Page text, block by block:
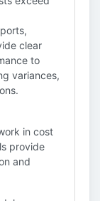
clear
to
variances,
in cost
provide
and